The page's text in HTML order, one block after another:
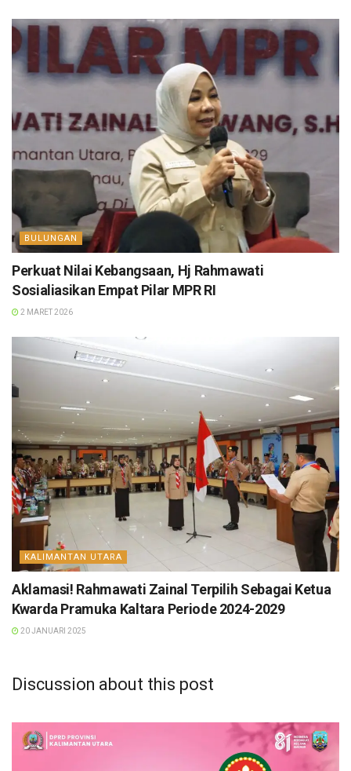
BULUNGAN
Perkuat Nilai Kebangsaan, Hj Rahmawati
Sosialiasikan Empat Pilar MPR RI
2 MARET 2026
KALIMANTAN UTARA
Aklamasi! Rahmawati Zainal Terpilih Sebagai Ketua
Kwarda Pramuka Kaltara Periode 2024-2029
20 JANUARI 2025
Discussion about this post